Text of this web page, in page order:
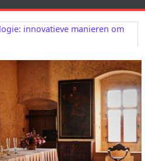
innovatieve manieren om